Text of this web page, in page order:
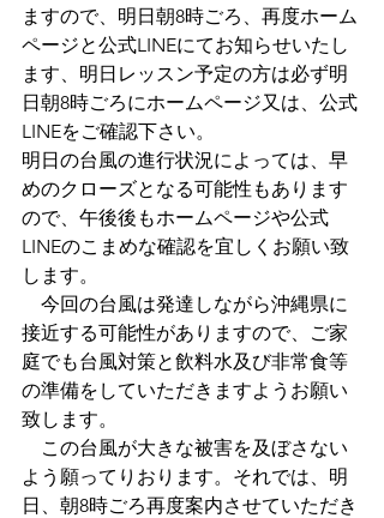
ますので、明日朝8時ごろ、再度ホーム
ページと公式LINEにてお知らせいたし
ます、明日レッスン予定の方は必ず明
日朝8時ごろにホームページ又は、公式
LINEをご確認下さい。
明日の台風の進行状況によっては、早
めのクローズとなる可能性もあります
ので、午後後もホームページや公式
LINEのこまめな確認を宜しくお願い致
します。
今回の台風は発達しながら沖縄県に
接近する可能性がありますので、ご家
庭でも台風対策と飲料水及び非常食等
の準備をしていただきますようお願い
致します。
この台風が大きな被害を及ぼさない
よう願ってりおります。それでは、明
日、朝8時ごろ再度案内させていただき